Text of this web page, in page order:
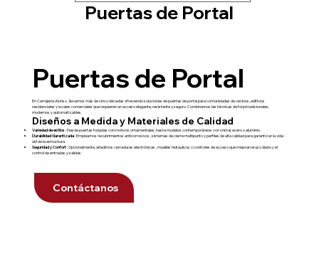
Puertas de Portal
Puertas de Portal
En Cerrajería Alonso , llevamos más de cinco décadas ofreciendo soluciones de puertas de portal para comunidades de vecinos, edificios
residenciales y locales comerciales que requieren un acceso elegante, resistente y seguro. Combinamos las técnicas de forja tradicionales,
modernos y automatizables.
Diseños a Medida y Materiales de Calidad
Variedad de estilos : Desde puertas forjadas con motivos ornamentales, hasta modelos contemporáneos con cristal, acero o aluminio.
Durabilidad Garantizada: Empleamos recubrimientos anticorrosivos , sistemas de cierre multipunto y perfiles de alta calidad para garantizar la vida
útil de la estructura.
Seguridad y Confort: Opcionalmente, añadimos cerraduras electrónicas , muelles hidraulicos o controles de acceso que mejoran el uso diario y el
control de entradas y salidas.
Contáctanos